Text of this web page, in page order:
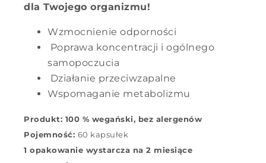
dla Twojego organizmu!
Wzmocnienie odporności
Poprawa koncentracji i ogólnego
samopoczucia
Działanie przeciwzapalne
Wspomaganie metabolizmu
Produkt: 100 % wegański, bez alergenów
Pojemność: 60 kapsułek
1 opakowanie wystarcza na 2 miesiące